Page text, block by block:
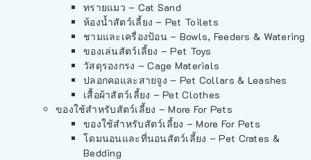
ทรายแมว – Cat Sand
ห้องน้ำสัตว์เลี้ยง – Pet Toilets
ชามและเครื่องป้อน – Bowls, Feeders & Watering
ของเล่นสัตว์เลี้ยง – Pet Toys
วัสดุรองกรง – Cage Materials
ปลอกคอและสายจูง – Pet Collars & Leashes
เสื้อผ้าสัตว์เลี้ยง – Pet Clothes
ของใช้สำหรับสัตว์เลี้ยง – More For Pets
ของใช้สำหรับสัตว์เลี้ยง – More For Pets
โดมนอนและที่นอนสัตว์เลี้ยง – Pet Crates &
Bedding